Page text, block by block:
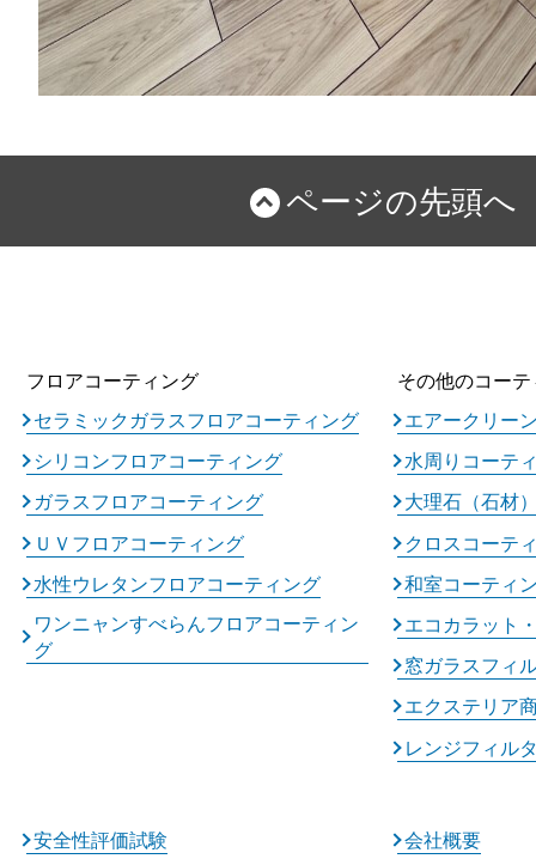
ページの先頭へ
フロアコーティング
セラミックガラスフロアコーティング
シリコンフロアコーティング
ガラスフロアコーティング
ＵＶフロアコーティング
水性ウレタンフロアコーティング
ワンニャンすべらんフロアコーティン
グ
その他のコー
エアークリー
水周りコーテ
大理石（石材
クロスコーテ
和室コーティ
エコカラット
窓ガラスフィ
エクステリア
レンジフィル
安全性評価試験 会社概要